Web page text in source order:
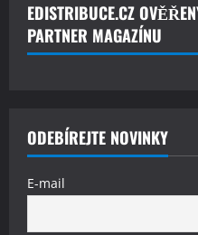
EDISTRIBUCE.CZ
PARTNER MAGAZÍNU
ODEBÍREJTE NOVINKY
E-mail